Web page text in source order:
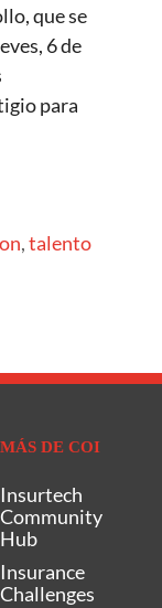
que se
6 de
para
,talento
MÁS DE COI
Insurtech
Community
Hub
Insurance
Challenges